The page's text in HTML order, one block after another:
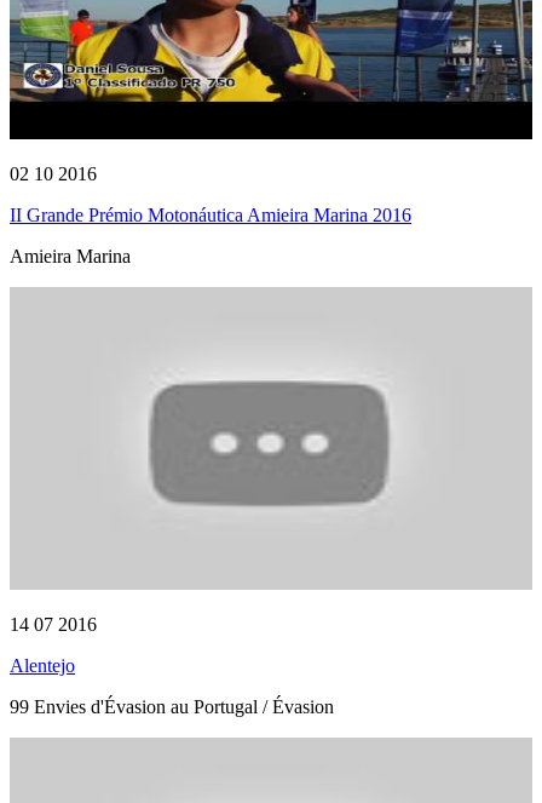
02 10 2016
II Grande Prémio Motonáutica Amieira Marina 2016
Amieira Marina
14 07 2016
Alentejo
99 Envies d'Évasion au Portugal / Évasion